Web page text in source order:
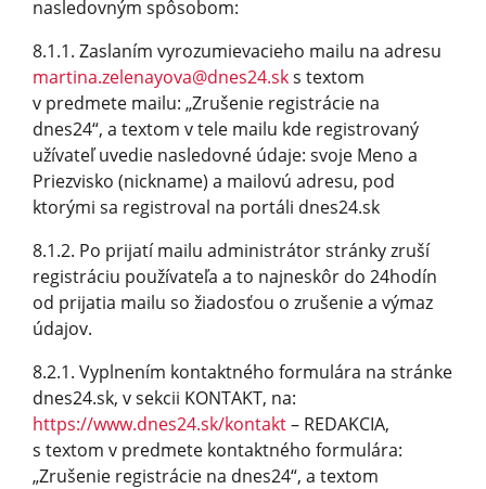
nasledovným spôsobom:
8.1.1. Zaslaním vyrozumievacieho mailu na adresu
martina.zelenayova@dnes24.sks textom
v predmete mailu: „Zrušenie registrácie na
dnes24“, a textom v tele mailu kde registrovaný
užívateľ uvedie nasledovné údaje: svoje Meno a
Priezvisko (nickname) a mailovú adresu, pod
ktorými sa registroval na portáli dnes24.sk
8.1.2. Po prijatí mailu administrátor stránky zruší
registráciu používateľa a to najneskôr do 24hodín
od prijatia mailu so žiadosťou o zrušenie a výmaz
údajov.
8.2.1. Vyplnením kontaktného formulára na stránke
dnes24.sk, v sekcii KONTAKT, na:
https://www.dnes24.sk/kontakt– REDAKCIA,
s textom v predmete kontaktného formulára:
„Zrušenie registrácie na dnes24“, a textom